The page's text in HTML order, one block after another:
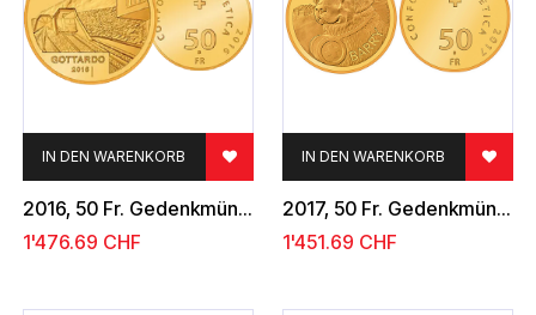
2016, 50 Fr. Gedenkmünze "Gottardo 2016"
IN DEN WARENKORB
1'476.69 CHF
2017, 50 Fr. Gedenkmünze "Bernhardiner Barry"
IN DEN WARENKORB
1'451.69 CHF